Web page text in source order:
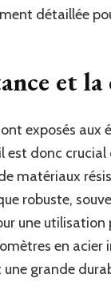
détaillée
et
exposés aux
est donc crucial
matériaux
robuste,
une utilisation
en acier
grande